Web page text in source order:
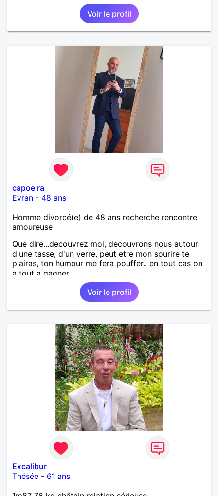
Voir le profil
capoeira
Evran - 48 ans
Homme divorcé(e) de 48 ans recherche rencontre
amoureuse
Que dire...decouvrez moi, decouvrons nous autour
d'une tasse, d'un verre, peut etre mon sourire te
plairas, ton humour me fera pouffer.. en tout cas on
a tout a gagner.
Voir le profil
Excalibur
Thésée - 61 ans